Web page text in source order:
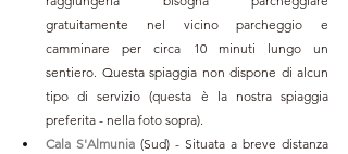
gratuitamente nel vicino parcheggio e
camminare per circa 10 minuti lungo un
sentiero. Questa spiaggia non dispone di alcun
tipo di servizio (questa è la nostra spiaggia
preferita - nella foto sopra).
Cala S'Almunia (Sud) - Situata a breve distanza